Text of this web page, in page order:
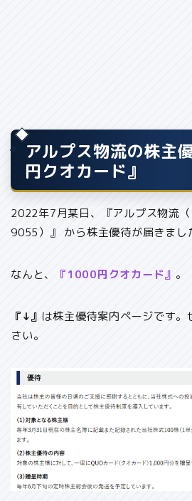
アルプス物流の株主
円クオカード』
2022年7月某日、『アルプス物流（
9055）』 から株主優待が届きまし
なんと、 『1000円クオカード』 。
『↓』 は株主優待案内ページです
さい。